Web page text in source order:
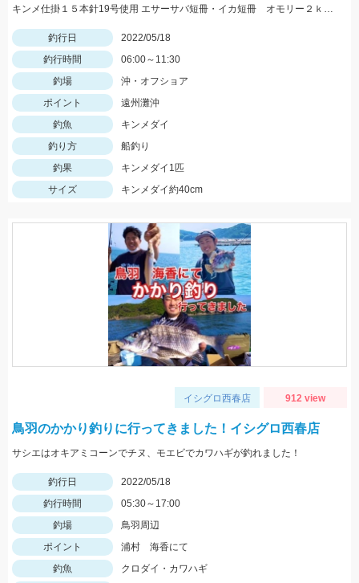
キンメ仕掛１５本針19号使用 エサーサバ短冊・イカ短冊 オモリー２ｋｇ使用
釣行日
2022/05/18
釣行時間
06:00～11:30
釣場
沖・オフショア
ポイント
遠州灘沖
釣魚
キンメダイ
釣り方
船釣り
釣果
キンメダイ1匹
サイズ
キンメダイ約40cm
イシグロ西春店 912 view
鳥羽のかかり釣りに行ってきました！イシグロ西春店
サシエはオキアミコーンでチヌ、モエビでカワハギが釣れました！
釣行日
2022/05/18
釣行時間
05:30～17:00
釣場
鳥羽周辺
ポイント
浦村 海香にて
釣魚
クロダイ・カワハギ